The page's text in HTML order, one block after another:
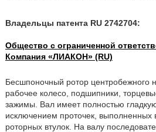
Владельцы патента RU 2742704:
Общество с ограниченной
Компания «ЛИАКОН» (RU)
Бесшпоночный ротор центробежного
рабочее колесо, подшипники,
зажимы. Вал имеет полностью
исключением проточек, выполненных
роторных втулок. На валу